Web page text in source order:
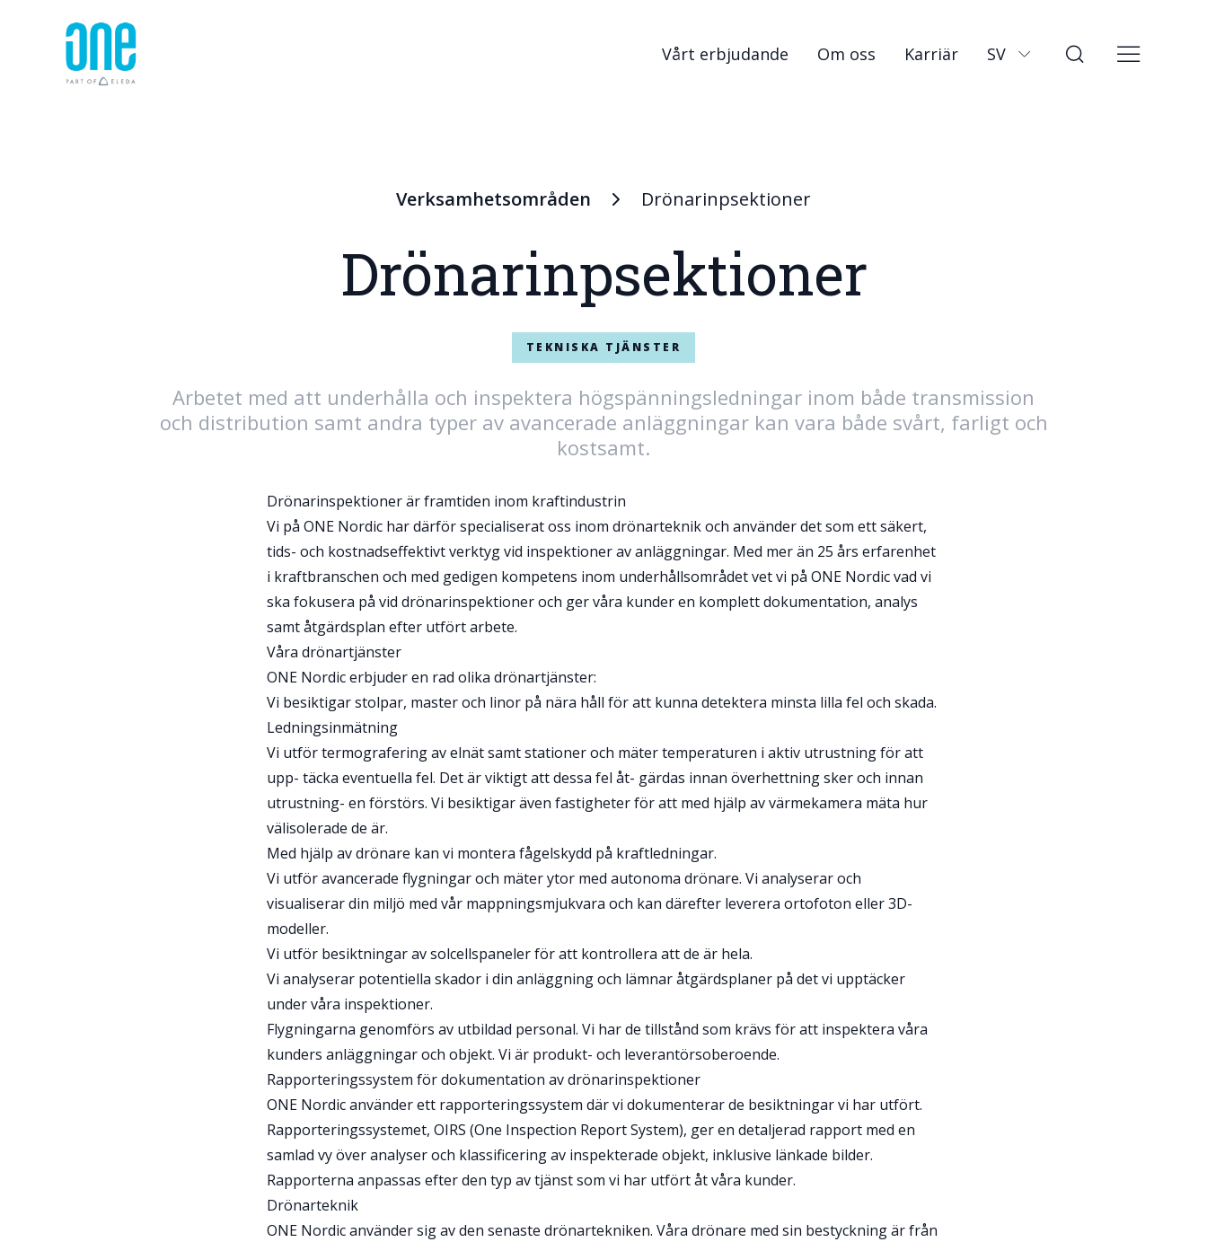
Vårt erbjudande Om oss Karriär SV
Verksamhetsområden Drönarinpsektioner
Drönarinpsektioner
TEKNISKA TJÄNSTER
Arbetet med att underhålla och inspektera högspänningsledningar inom både transmission
och distribution samt andra typer av avancerade anläggningar kan vara både svårt, farligt och
kostsamt.
Drönarinspektioner är framtiden inom kraftindustrin
Vi på ONE Nordic har därför specialiserat oss inom drönarteknik och använder det som ett säkert,
tids- och kostnadseffektivt verktyg vid inspektioner av anläggningar. Med mer än 25 års erfarenhet
i kraftbranschen och med gedigen kompetens inom underhållsområdet vet vi på ONE Nordic vad vi
ska fokusera på vid drönarinspektioner och ger våra kunder en komplett dokumentation, analys
samt åtgärdsplan efter utfört arbete.
Våra drönartjänster
ONE Nordic erbjuder en rad olika drönartjänster:
Vi besiktigar stolpar, master och linor på nära håll för att kunna detektera minsta lilla fel och skada.
Ledningsinmätning
Vi utför termografering av elnät samt stationer och mäter temperaturen i aktiv utrustning för att
upp- täcka eventuella fel. Det är viktigt att dessa fel åt- gärdas innan överhettning sker och innan
utrustning- en förstörs. Vi besiktigar även fastigheter för att med hjälp av värmekamera mäta hur
välisolerade de är.
Med hjälp av drönare kan vi montera fågelskydd på kraftledningar.
Vi utför avancerade flygningar och mäter ytor med autonoma drönare. Vi analyserar och
visualiserar din miljö med vår mappningsmjukvara och kan därefter leverera ortofoton eller 3D-
modeller.
Vi utför besiktningar av solcellspaneler för att kontrollera att de är hela.
Vi analyserar potentiella skador i din anläggning och lämnar åtgärdsplaner på det vi upptäcker
under våra inspektioner.
Flygningarna genomförs av utbildad personal. Vi har de tillstånd som krävs för att inspektera våra
kunders anläggningar och objekt. Vi är produkt- och leverantörsoberoende.
Rapporteringssystem för dokumentation av drönarinspektioner
ONE Nordic använder ett rapporteringssystem där vi dokumenterar de besiktningar vi har utfört.
Rapporteringssystemet, OIRS (One Inspection Report System), ger en detaljerad rapport med en
samlad vy över analyser och klassificering av inspekterade objekt, inklusive länkade bilder.
Rapporterna anpassas efter den typ av tjänst som vi har utfört åt våra kunder.
Drönarteknik
ONE Nordic använder sig av den senaste drönartekniken. Våra drönare med sin bestyckning är från